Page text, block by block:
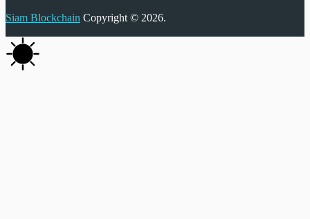
Siam Blockchain Copyright © 2026.